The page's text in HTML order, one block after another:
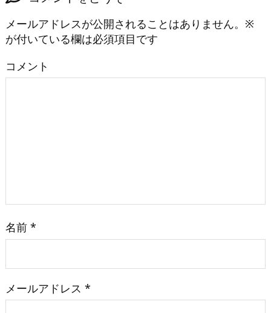
メールアドレスが公開されることはありません。 ※
が付いている欄は必須項目です
コメント
名前 *
メールアドレス *